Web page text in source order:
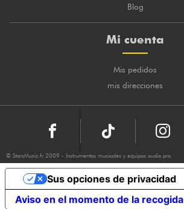
Blog
Mi cuenta
Mis pedidos
mis direcciones
© StarsMusic.fr 2009 - Instrumentos musicales y equipos audio pro
Aviso en el momento de la recogida
Sus opciones de privacidad